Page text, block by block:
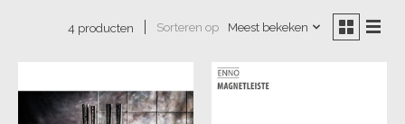
4 producten Sorteren op Meest bekeken